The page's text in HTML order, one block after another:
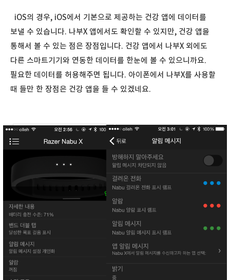
iOS의 경우, iOS에서 기본으로 제공하는 건강 앱에 데이터를
보낼 수 있습니다. 나부X 앱에서도 확인할 수 있지만, 건강 앱을
통해서 볼 수 있는 점은 장점입니다. 건강 앱에서 나부X 외에도
다른 스마트기기와 연동한 데이터를 한눈에 볼 수 있으니까요.
필요한 데이터를 허용해주면 됩니다. 아이폰에서 나부X를 사용할
때 들만 한 장점은 건강 앱을 들 수 있겠네요.